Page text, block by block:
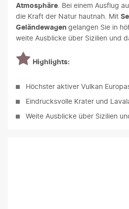
Atmosphäre . Bei einem Ausflug
die Kraft der Natur hautnah. Mit
Geländewagen gelangen Sie in
weite Ausblicke über Sizilien und
Highlights:
Höchster aktiver Vulkan
Eindrucksvolle Krater und
Weite Ausblicke über Sizilien